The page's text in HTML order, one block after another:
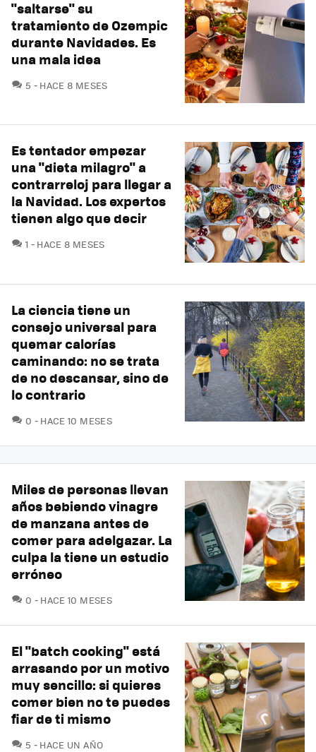
"saltarse" su
tratamiento de Ozempic
durante Navidades. Es
una mala idea
5 COMENTARIOS
HACE 8 MESES
Es tentador empezar
una "dieta milagro" a
contrarreloj para llegar a
la Navidad. Los expertos
tienen algo que decir
1 COMENTARIOS
HACE 8 MESES
La ciencia tiene un
consejo universal para
quemar calorías
caminando: no se trata
de no descansar, sino de
lo contrario
0 COMENTARIOS
HACE 10 MESES
Miles de personas llevan
años bebiendo vinagre
de manzana antes de
comer para adelgazar. La
culpa la tiene un estudio
erróneo
0 COMENTARIOS
HACE 10 MESES
El "batch cooking" está
arrasando por un motivo
muy sencillo: si quieres
comer bien no te puedes
fiar de ti mismo
5 COMENTARIOS
HACE UN AÑO